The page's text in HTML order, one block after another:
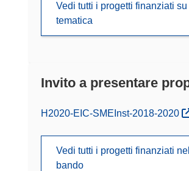
Vedi tutti i progetti finanziati su
tematica
Invito a presentare
(si apre in una nuova finestra)
H2020-EIC-SMEInst-2018-2020
Vedi tutti i progetti finanziati
bando